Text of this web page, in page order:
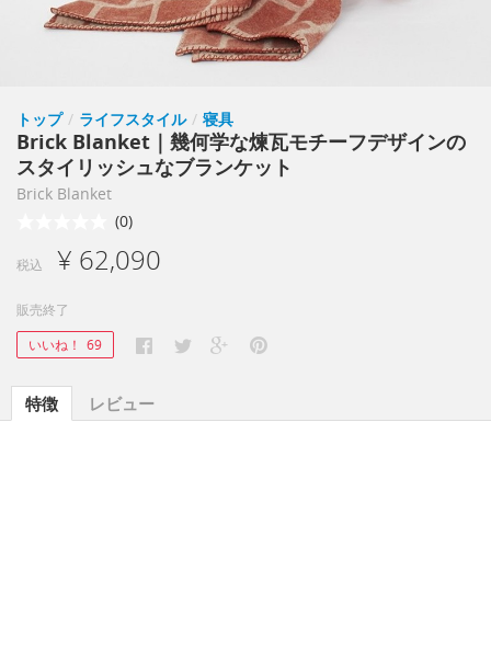
トップ / ライフスタイル / 寝具
Brick Blanket｜幾何学な煉瓦モチーフデザインの
スタイリッシュなブランケット
Brick Blanket
(0)
税込 ¥ 62,090
販売終了
いいね！ 69
特徴 レビュー